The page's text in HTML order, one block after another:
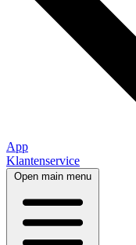
App
Klantenservice
Open main menu